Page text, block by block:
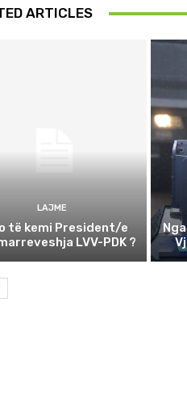
ARTICLES
LAJME
të kemi President/e
LVV-PDK ?